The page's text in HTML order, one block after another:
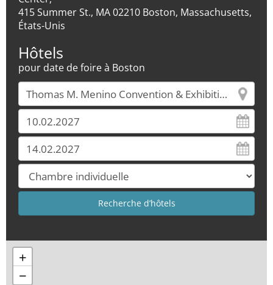
415 Summer St., MA 02210 Boston, Massachusetts,
États-Unis
Hôtels
pour date de foire à Boston
+
−